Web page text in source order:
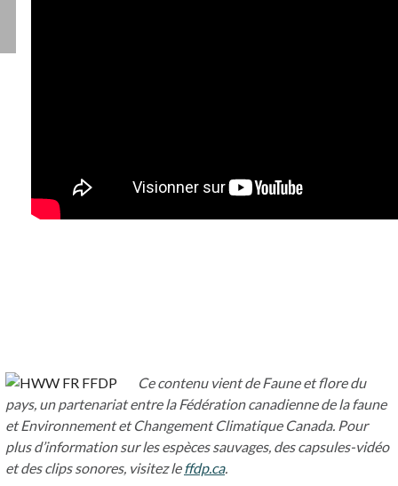
Ce contenu vient de Faune et flore du
pays, un partenariat entre la Fédération canadienne de la faune
et Environnement et Changement Climatique Canada. Pour
plus d’information sur les espèces sauvages, des capsules-vidéo
et des clips sonores, visitez leffdp.cas’ouvre dans un nouvel
.